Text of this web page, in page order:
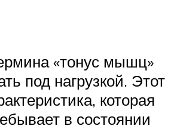
«тонус мышц»
под нагрузкой. Этот
которая
в состоянии